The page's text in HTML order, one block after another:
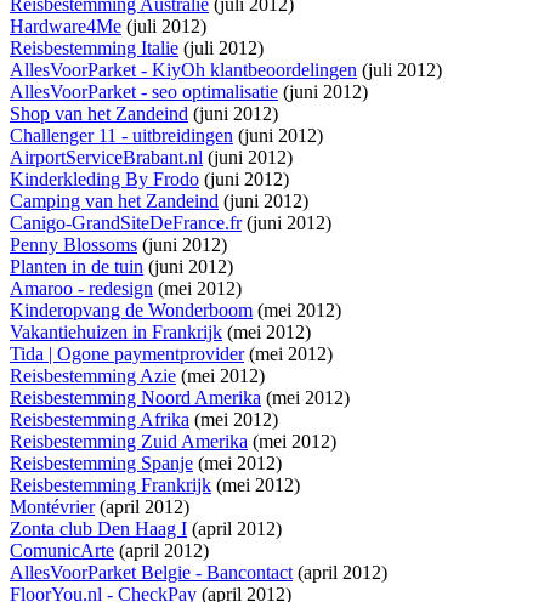
Reisbestemming Australie (juli 2012)
Hardware4Me (juli 2012)
Reisbestemming Italie (juli 2012)
AllesVoorParket - KiyOh klantbeoordelingen (juli 2012)
AllesVoorParket - seo optimalisatie (juni 2012)
Shop van het Zandeind (juni 2012)
Challenger 11 - uitbreidingen (juni 2012)
AirportServiceBrabant.nl (juni 2012)
Kinderkleding By Frodo (juni 2012)
Camping van het Zandeind (juni 2012)
Canigo-GrandSiteDeFrance.fr(juni 2012)
Penny Blossoms (juni 2012)
Planten in de tuin (juni 2012)
Amaroo - redesign (mei 2012)
Kinderopvang de Wonderboom (mei 2012)
Vakantiehuizen in Frankrijk (mei 2012)
Tida | Ogone paymentprovider(mei 2012)
Reisbestemming Azie (mei 2012)
Reisbestemming Noord Amerika (mei 2012)
Reisbestemming Afrika (mei 2012)
Reisbestemming Zuid Amerika (mei 2012)
Reisbestemming Spanje (mei 2012)
Reisbestemming Frankrijk (mei 2012)
Montévrier(april 2012)
Zonta club Den Haag I (april 2012)
ComunicArte (april 2012)
AllesVoorParket Belgie - Bancontact(april 2012)
FloorYou.nl - CheckPay (april 2012)